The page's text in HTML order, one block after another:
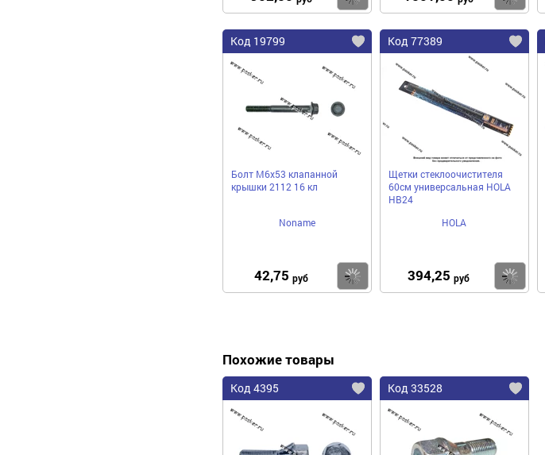
Код 19799
Болт М6х53 клапанной
крышки 2112 16 кл
Noname
42,75 руб Купить
Код 77389
Щетки стеклоочистителя
60см универсальная HOLA
HB24
HOLA
394,25 руб
Похожие товары
Код 4395 Код 33528